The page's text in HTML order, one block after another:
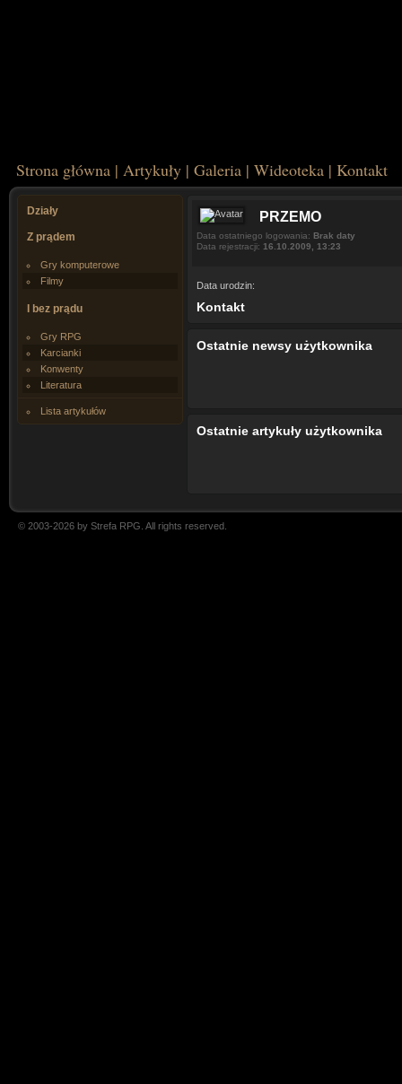
Strona główna | Artykuły | Galeria | Wideoteka | Kontakt
Działy
Z prądem
Gry komputerowe
Filmy
I bez prądu
Gry RPG
Karcianki
Konwenty
Literatura
Lista artykułów
PRZEMO
Data ostatniego logowania: Brak daty
Data rejestracji: 16.10.2009, 13:23
Data urodzin:
Kontakt
Ostatnie newsy użytkownika
Ostatnie artykuły użytkownika
© 2003-2026 by Strefa RPG. All rights reserved.